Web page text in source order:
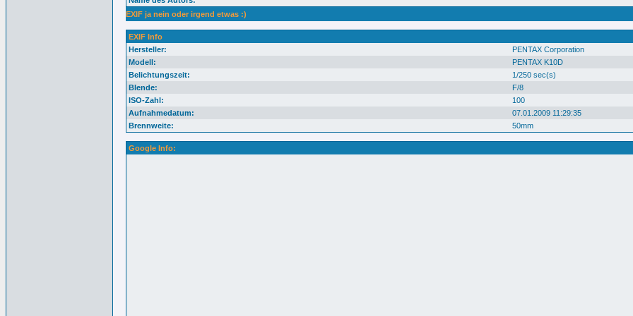
EXIF ja nein oder irgend etwas :)
EXIF Info
Hersteller:
PENTAX Corporation
Modell:
PENTAX K10D
Belichtungszeit:
1/250 sec(s)
Blende:
F/8
ISO-Zahl:
100
Aufnahmedatum:
07.01.2009 11:29:35
Brennweite:
50mm
Google Info: